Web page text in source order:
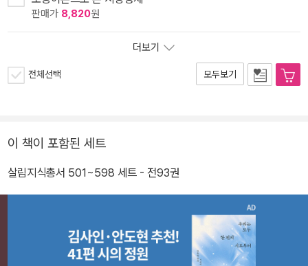
판매가 8,820원
더보기
전체선택 모두보기
이 책이 포함된 세트
살림지식총서 501~598 세트 - 전93권